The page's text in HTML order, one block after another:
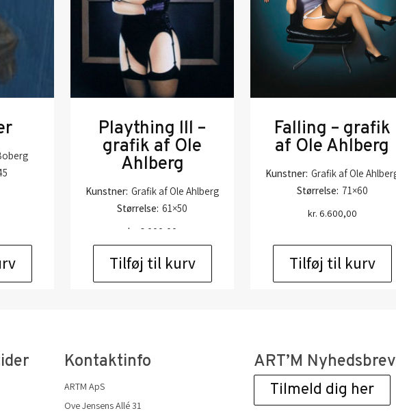
Plaything lll –
grafik af Ole
Ahlberg
Kunstner: Grafik af Ole Ahlberg
Størrelse: 61×50
kr. 6.000,00
Tilføj til kurv
Falling – grafik
af Ole Ahlberg
Kunstner: Grafik af Ole
Størrelse: 71×60
kr. 6.600,00
Tilføj til kurv
Kontaktinfo
ARTM ApS
Ove Jensens Allé 31
ART’M Nyhedsbrev
Tilmeld dig her